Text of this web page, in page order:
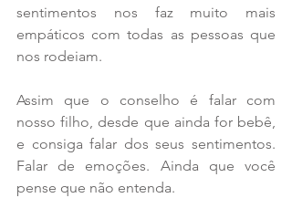
sentimentos nos faz muito mais
empáticos com todas as pessoas que
nos rodeiam.
Assim que o conselho é falar com
nosso filho, desde que ainda for bebê,
e consiga falar dos seus sentimentos.
Falar de emoções. Ainda que você
pense que não entenda.